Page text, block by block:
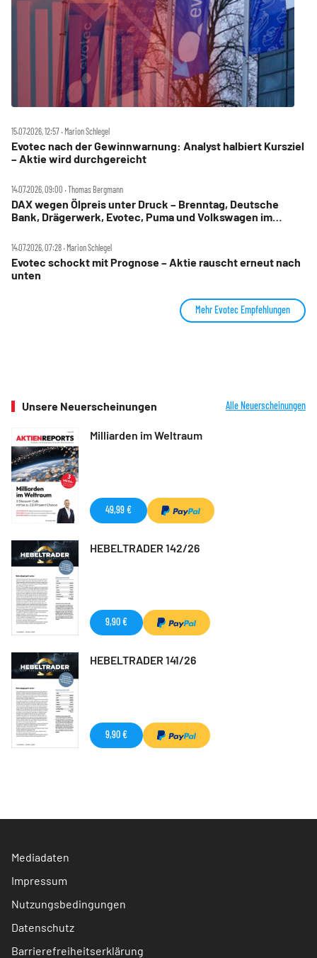
15.07.2026, 12:57 ‧ Marion Schlegel
Evotec nach der Gewinnwarnung: Analyst halbiert Kursziel
– Aktie wird durchgereicht
14.07.2026, 09:00 ‧ Thomas Bergmann
DAX wegen Ölpreis unter Druck – Brenntag, Deutsche
Bank, Drägerwerk, Evotec, Puma und Volkswagen im
14.07.2026, 07:28 ‧ Marion Schlegel
Evotec schockt mit Prognose – Aktie rauscht erneut nach
unten
Mehr Evotec Empfehlungen
Unsere Neuerscheinungen Alle Neuerscheinungen
Milliarden im Weltraum
49,99 €
HEBELTRADER 142/26
9,90 €
HEBELTRADER 141/26
9,90 €
Mediadaten
Impressum
Nutzungsbedingungen
Datenschutz
Barrierefreiheitserklärung